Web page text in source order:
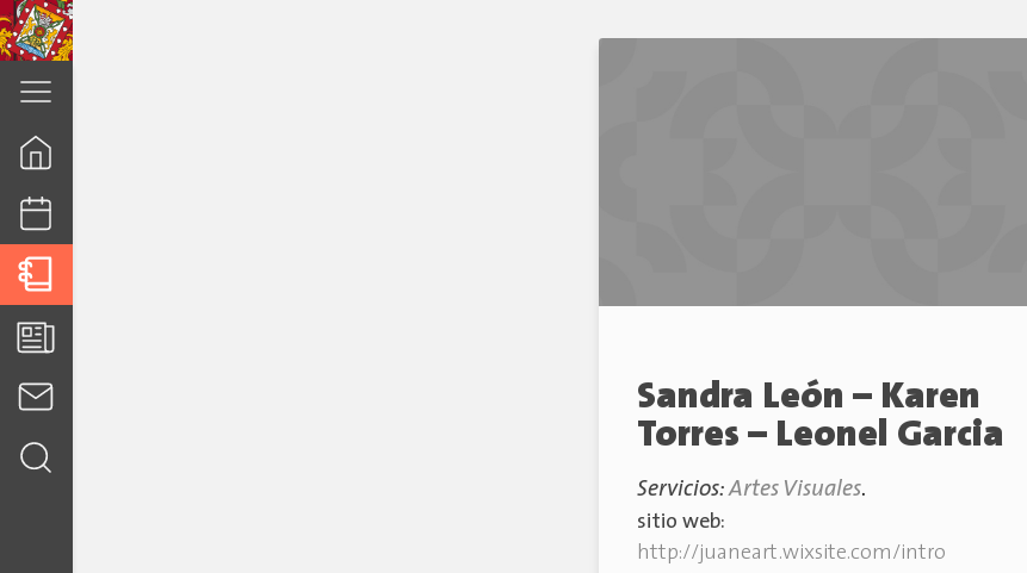
Sandra León – Karen
Torres – Leonel Garcia
Servicios:Artes Visuales.
sitio web:
http://juaneart.wixsite.com/intro